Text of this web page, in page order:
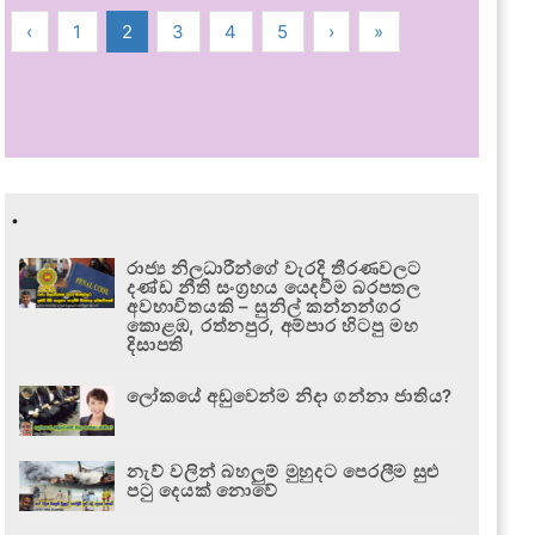
‹ 1 2 3 4 5 › »
.
රාජ්‍ය නිලධාරීන්ගේ වැරදි තීරණවලට
දණ්ඩ නීති සංග්‍රහය යෙදවීම බරපතල
අවභාවිතයකි – සුනිල් කන්නන්ගර
කොළඹ, රත්නපුර, අම්පාර හිටපු මහ
දිසාපති
ලෝකයේ අඩුවෙන්ම නිදා ගන්නා ජාතිය?
නැව් වලින් බහලුම් මුහුදට පෙරලීම සුළු
පටු දෙයක් නොවේ